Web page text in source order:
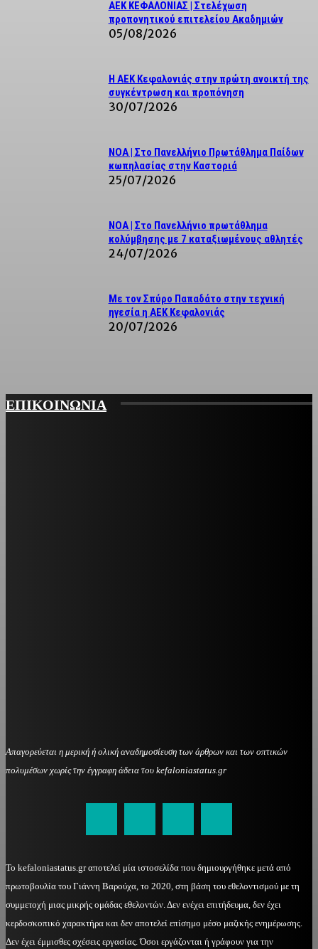
ΑΕΚ ΚΕΦΑΛΟΝΙΑΣ | Στελέχωση
προπονητικού επιτελείου Ακαδημιών
05/08/2026
Η ΑΕΚ Κεφαλονιάς στην πρώτη ανοικτή της
συγκέντρωση και προπόνηση
30/07/2026
NOA | Στο Πανελλήνιο Πρωτάθλημα Παίδων
κωπηλασίας στην Καστοριά
25/07/2026
ΝΟΑ | Στο Πανελλήνιο πρωτάθλημα
κολύμβησης με 7 καταξιωμένους αθλητές
24/07/2026
Με τον Σπύρο Παπαδάτο στην τεχνική
ηγεσία η ΑΕΚ Κεφαλονιάς
20/07/2026
ΕΠΙΚΟΙΝΩΝΙΑ
Απαγορεύεται η μερική ή ολική αναδημοσίευση των άρθρων και των οπτικών
πολυμέσων χωρίς την έγγραφη άδεια του kefaloniastatus.gr
Το kefaloniastatus.gr αποτελεί μία ιστοσελίδα που δημιουργήθηκε μετά από
πρωτοβουλία του Γιάννη Βαρούχα, το 2020, στη βάση του εθελοντισμού με τη
συμμετοχή μιας μικρής ομάδας εθελοντών. Δεν ενέχει επιτήδευμα, δεν έχει
κερδοσκοπικό χαρακτήρα και δεν αποτελεί επίσημο μέσο μαζικής ενημέρωσης.
Δεν έχει έμμισθες σχέσεις εργασίας. Όσοι εργάζονται ή γράφουν για την